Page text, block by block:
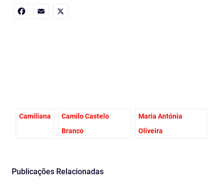
Camiliana
Camilo Castelo
Branco
Maria Antónia
Oliveira
Publicações Relacionadas